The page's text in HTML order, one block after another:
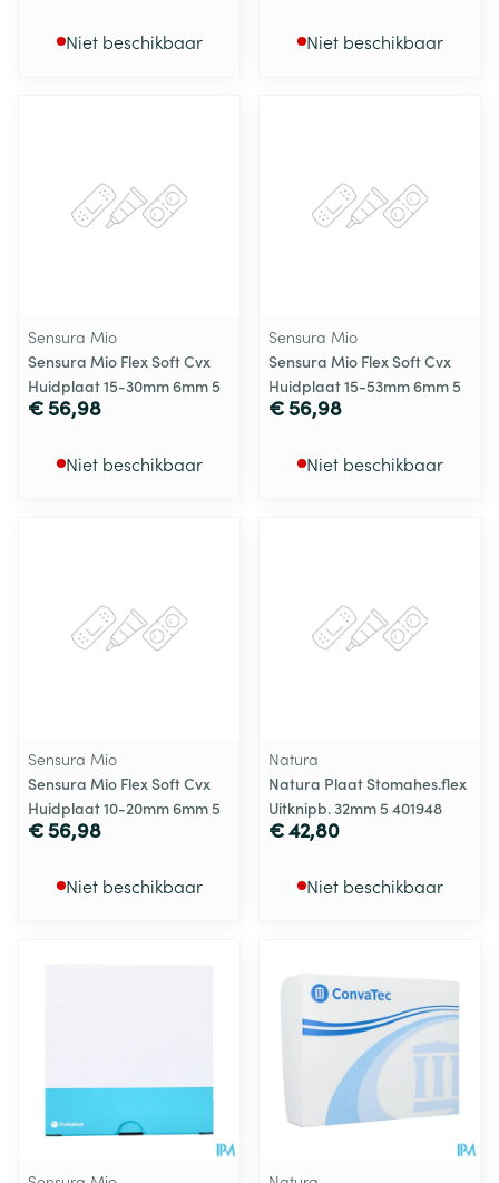
Niet beschikbaar Niet beschikbaar
Sensura Mio
Sensura Mio Flex Soft Cvx
Huidplaat 15-30mm 6mm 5
€ 56,98
Niet beschikbaar
Sensura Mio
Sensura Mio Flex Soft Cvx
Huidplaat 15-53mm 6mm 5
€ 56,98
Niet beschikbaar
Sensura Mio
Sensura Mio Flex Soft Cvx
Huidplaat 10-20mm 6mm 5
€ 56,98
Niet beschikbaar
Natura
Natura Plaat Stomahes.flex
Uitknipb. 32mm 5 401948
€ 42,80
Niet beschikbaar